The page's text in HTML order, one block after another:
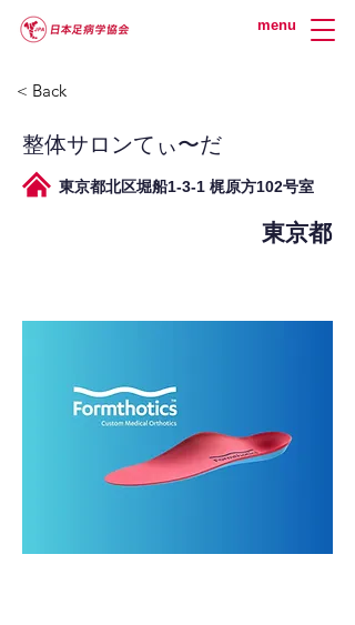
menu
< Back
整体サロンてぃ〜だ
東京都北区堀船1-3-1 梶原方102号室
東京都